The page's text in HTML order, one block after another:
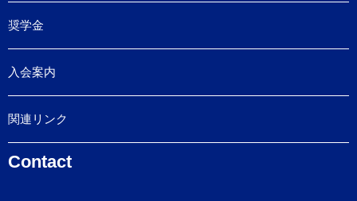
奨学金
入会案内
関連リンク
Contact